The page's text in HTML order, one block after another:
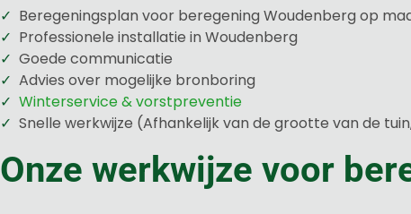
Beregeningsplan voor beregening Woudenberg op
Professionele installatie in Woudenberg
Goede communicatie
Advies over mogelijke bronboring
Winterservice & vorstpreventie
Snelle werkwijze (Afhankelijk van de grootte van de
Onze werkwijze voor